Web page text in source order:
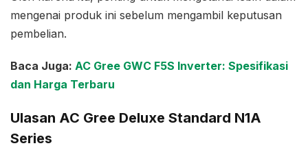
mengenai produk ini sebelum mengambil keputusan
pembelian.
Baca Juga: AC Gree GWC F5S Inverter: Spesifikasi
dan Harga Terbaru
Ulasan AC Gree Deluxe Standard N1A
Series